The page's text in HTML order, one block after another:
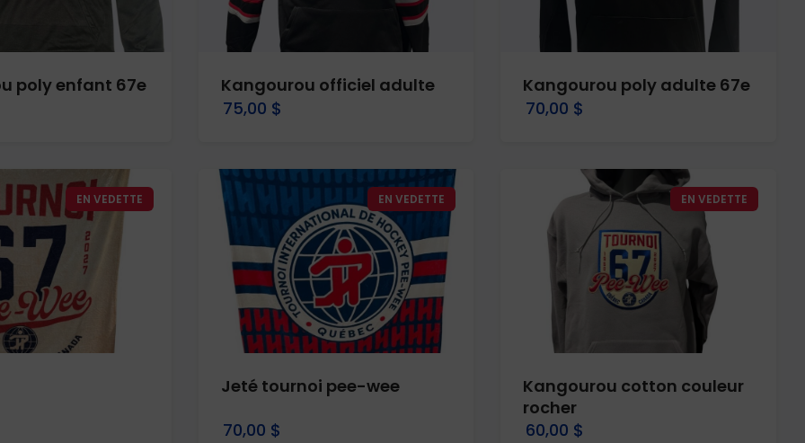
poly enfant 67e
Kangourou officiel adulte
75,00 $
Kangourou poly adulte 67e
70,00 $
EN VEDETTE EN VEDETTE
Jeté tournoi pee-wee
70,00 $
EN VEDETTE
Kangourou cotton couleur
rocher
60,00 $